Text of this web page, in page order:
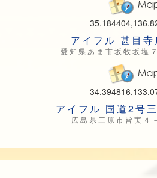
アイフル 甚目
愛知県あま市坂牧坂塩
アイフル 国道2号
広島県三原市皆実４